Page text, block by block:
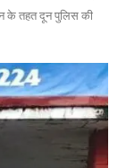
के तहत दून पुलिस की